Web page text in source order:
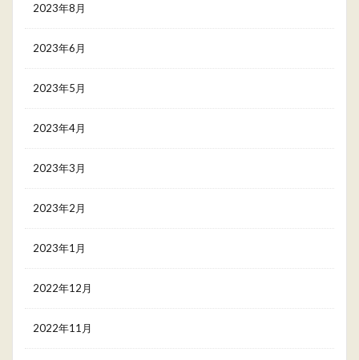
2023年8月
2023年6月
2023年5月
2023年4月
2023年3月
2023年2月
2023年1月
2022年12月
2022年11月